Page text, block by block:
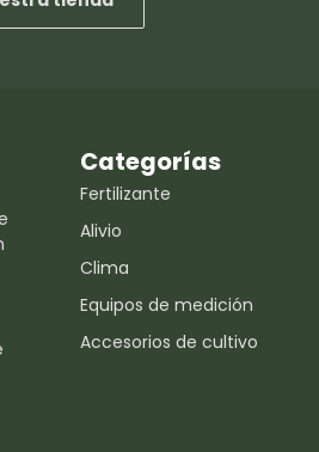
Categorías
Fertilizante
Alivio
Clima
Equipos de medición
Accesorios de cultivo